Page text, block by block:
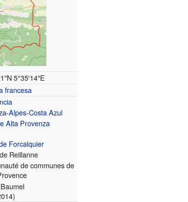
5°35′14″E
francesa
Alpes-Costa Azul
Alta Provenza
Forcalquier
Reillanne
de communes de